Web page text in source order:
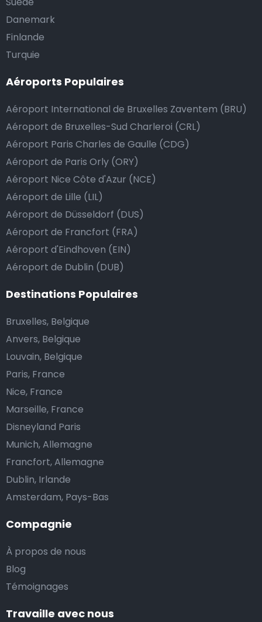
Compagnie
À propos de nous
Blog
Témoignages
Travaille avec nous
Danemark
Finlande
Turquie
Aéroports Populaires
Aéroport International de Bruxelles Zaventem (BRU)
Aéroport de Bruxelles-Sud Charleroi (CRL)
Aéroport Paris Charles de Gaulle (CDG)
Aéroport de Paris Orly (ORY)
Aéroport Nice Côte d'Azur (NCE)
Aéroport de Lille (LIL)
Aéroport de Düsseldorf (DUS)
Aéroport de Francfort (FRA)
Aéroport d'Eindhoven (EIN)
Aéroport de Dublin (DUB)
Destinations Populaires
Bruxelles, Belgique
Anvers, Belgique
Louvain, Belgique
Paris, France
Nice, France
Marseille, France
Disneyland Paris
Munich, Allemagne
Francfort, Allemagne
Dublin, Irlande
Amsterdam, Pays-Bas